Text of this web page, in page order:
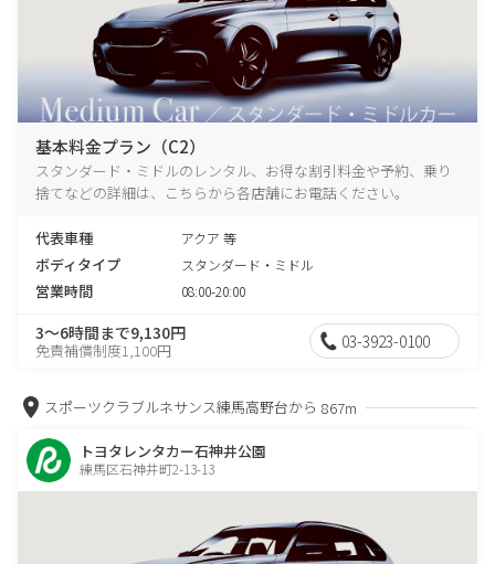
基本料金プラン（C2）
スタンダード・ミドルのレンタル、お得な割引料金や予約、乗り
捨てなどの詳細は、こちらから各店舗にお電話ください。
代表車種 アクア 等
ボディタイプ スタンダード・ミドル
営業時間 08:00-20:00
3～6時間まで9,130円
免責補償制度1,100円 03-3923-0100
スポーツクラブルネサンス練馬高野台から 867m
トヨタレンタカー石神井公園
練馬区石神井町2-13-13